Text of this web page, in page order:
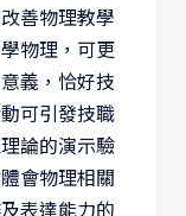
善物理教學
物理，可更
義，恰好技
可引發技職
論的演示驗
會物理相關
表達能力的